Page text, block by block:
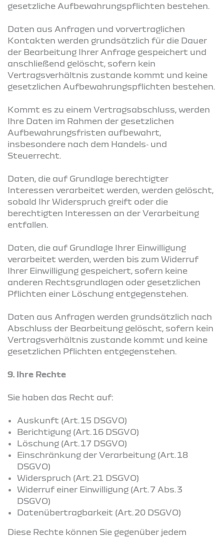
gesetzliche Aufbewahrungspflichten bestehen.
Daten aus Anfragen und vorvertraglichen
Kontakten werden grundsätzlich für die Dauer
der Bearbeitung Ihrer Anfrage gespeichert und
anschließend gelöscht, sofern kein
Vertragsverhältnis zustande kommt und keine
gesetzlichen Aufbewahrungspflichten bestehen.
Kommt es zu einem Vertragsabschluss, werden
Ihre Daten im Rahmen der gesetzlichen
Aufbewahrungsfristen aufbewahrt,
insbesondere nach dem Handels‑ und
Steuerrecht.
Daten, die auf Grundlage berechtigter
Interessen verarbeitet werden, werden gelöscht,
sobald Ihr Widerspruch greift oder die
berechtigten Interessen an der Verarbeitung
entfallen.
Daten, die auf Grundlage Ihrer Einwilligung
verarbeitet werden, werden bis zum Widerruf
Ihrer Einwilligung gespeichert, sofern keine
anderen Rechtsgrundlagen oder gesetzlichen
Pflichten einer Löschung entgegenstehen.
Daten aus Anfragen werden grundsätzlich nach
Abschluss der Bearbeitung gelöscht, sofern kein
Vertragsverhältnis zustande kommt und keine
gesetzlichen Pflichten entgegenstehen.
9. Ihre Rechte
Sie haben das Recht auf:
Auskunft (Art. 15 DSGVO)
Berichtigung (Art. 16 DSGVO)
Löschung (Art. 17 DSGVO)
Einschränkung der Verarbeitung (Art. 18
DSGVO)
Widerspruch (Art. 21 DSGVO)
Widerruf einer Einwilligung (Art. 7 Abs. 3
DSGVO)
Datenübertragbarkeit (Art. 20 DSGVO)
Diese Rechte können Sie gegenüber jedem